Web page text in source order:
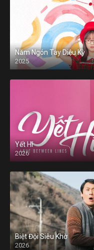
Năm Ngón Tay Diệu Kỳ
2025
Yết Hí
2026
Biệt Đội Siêu Khờ
2026